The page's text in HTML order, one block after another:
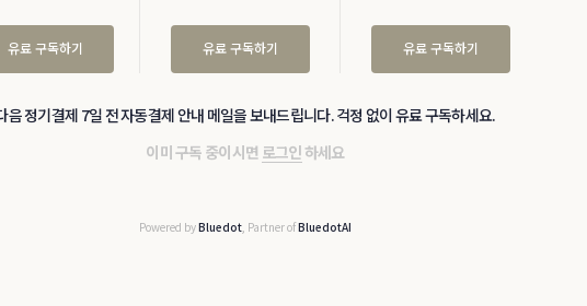
유료 구독하기 유료 구독하기 유료 구독하기
음 정기결제 7일 전 자동결제 안내 메일을 보내드립니다. 걱정 없이 유료 구독하세요.
이미 구독 중이시면 로그인 하세요
Powered byBluedot, Partner ofBluedotAI